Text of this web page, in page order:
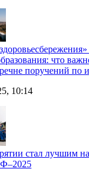
что
поручений по
10:14
стал лучшим